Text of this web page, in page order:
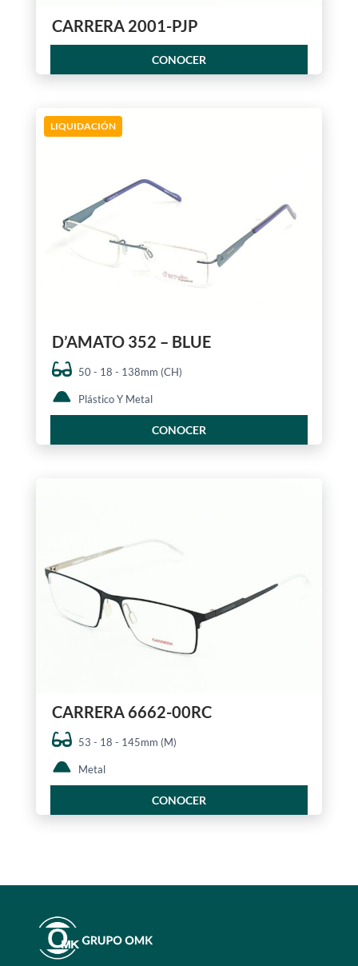
CARRERA 2001-PJP
CONOCER
LIQUIDACIÓN
D’AMATO 352 – BLUE
50 - 18 - 138mm (CH)
Plástico Y Metal
CONOCER
CARRERA 6662-00RC
53 - 18 - 145mm (M)
Metal
CONOCER